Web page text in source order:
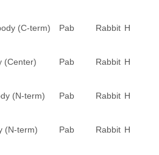
(C-term) Pab Rabbit H
(Center) Pab Rabbit H
(N-term) Pab Rabbit H
(N-term) Pab Rabbit H